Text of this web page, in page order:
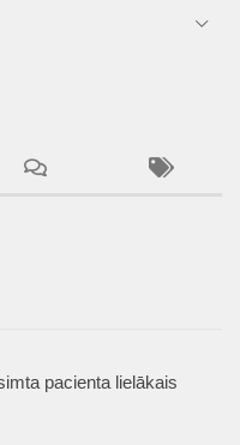
pacienta lielākais